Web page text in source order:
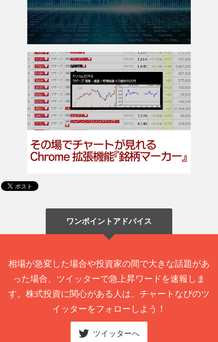
ワンポイントアドバイス
相場が急変した場合や投資家の間で大きな話題があ
った場合、ツイッターで急上昇ワードを速報しま
す。株式投資に関心がある人は、チャートなびのツ
イッターをフォローしよう！
ツイッターへ